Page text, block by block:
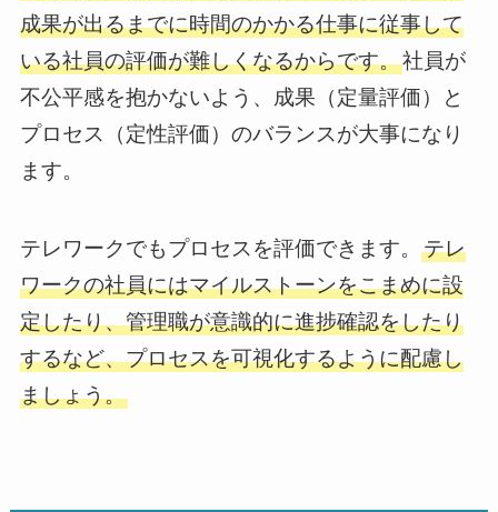
成果が出るまでに時間のかかる仕事に従事して
いる社員の評価が難しくなるからです。社員が
不公平感を抱かないよう、成果（定量評価）と
プロセス（定性評価）のバランスが大事になり
ます。
テレワークでもプロセスを評価できます。 テレ
ワークの社員にはマイルストーンをこまめに設
定したり、管理職が意識的に進捗確認をしたり
するなど、プロセスを可視化するように配慮し
ましょう。